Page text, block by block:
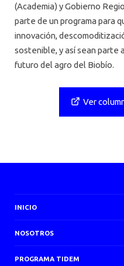
(Academia) y Gobierno
parte de un programa para
innovación,
sostenible, y así sean parte
futuro del agro del Biobío.
Ver
INICIO
NOSOTROS
PROGRAMA TIDEM